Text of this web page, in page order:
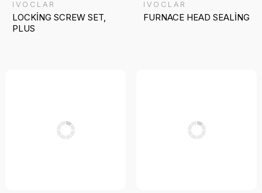
IVOCLAR
LOCKİNG SCREW SET,
PLUS
IVOCLAR
FURNACE HEAD SEALİNG